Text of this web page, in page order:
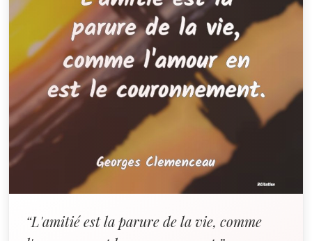
“L'amitié est la parure de la vie, comme